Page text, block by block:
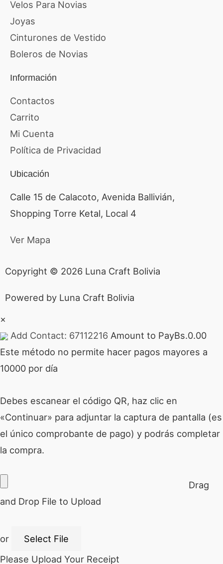
Velos Para Novias
Joyas
Cinturones de Vestido
Boleros de Novias
Información
Contactos
Carrito
Mi Cuenta
Política de Privacidad
Ubicación
Calle 15 de Calacoto, Avenida Ballivián,
Shopping Torre Ketal, Local 4
Ver Mapa
Copyright © 2026 Luna Craft Bolivia
Powered by Luna Craft Bolivia
×
Add Contact: 67112216 Amount to PayBs.0.00
Este método no permite hacer pagos mayores a
10000 por día
Debes escanear el código QR, haz clic en
«Continuar» para adjuntar la captura de pantalla (es
el único comprobante de pago) y podrás completar
la compra.
Drag
and Drop File to Upload
or
Select File
Please Upload Your Receipt